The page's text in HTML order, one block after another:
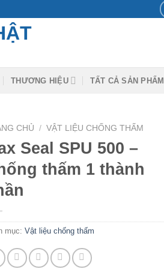
THƯƠNG HIỆU TẤT CẢ SẢN PHẨM
CHỦ / VẬT LIỆU CHỐNG THẤM
Seal SPU 500 –
thấm 1 thành
mục: Vật liệu chống thấm